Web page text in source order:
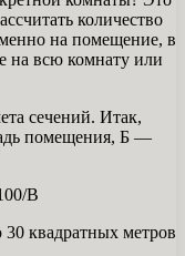
количество
на помещение, в
на всю комнату или
сечений. Итак,
помещения, Б —
В
квадратных метров